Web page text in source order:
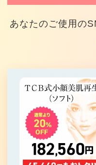
あなたのご使用の